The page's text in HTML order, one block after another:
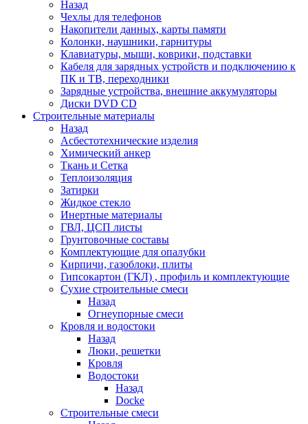
Назад
Чехлы для телефонов
Накопители данных, карты памяти
Колонки, наушники, гарнитуры
Клавиатуры, мыши, коврики, подставки
Кабеля для зарядных устройств и подключению к
ПК и ТВ, переходники
Зарядные устройства, внешние аккумуляторы
Диски DVD CD
Строительные материалы
Назад
Асбестотехнические изделия
Химический анкер
Ткань и Сетка
Теплоизоляция
Затирки
Жидкое стекло
Инертные материалы
ГВЛ, ЦСП листы
Грунтовочные составы
Комплектующие для опалубки
Кирпичи, газоблоки, плиты
Гипсокартон (ГКЛ) , профиль и комплектующие
Сухие строительные смеси
Назад
Огнеупорные смеси
Кровля и водостоки
Назад
Люки, решетки
Кровля
Водостоки
Назад
Docke
Строительные смеси